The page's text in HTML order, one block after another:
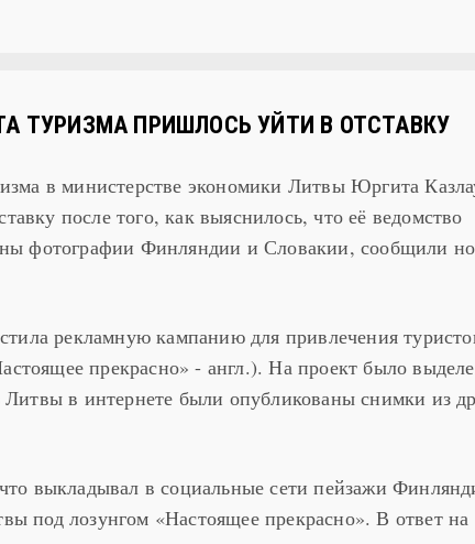
ТУРИЗМА ПРИШЛОСЬ УЙТИ В ОТСТАВКУ
в министерстве экономики Литвы Юргита
после того, как выяснилось, что её ведомство
фотографии Финляндии и Словакии, сообщили
рекламную кампанию для привлечения
прекрасно» - англ.). На проект было
в интернете были опубликованы снимки из
выкладывал в социальные сети пейзажи
под лозунгом «Настоящее прекрасно». В ответ на